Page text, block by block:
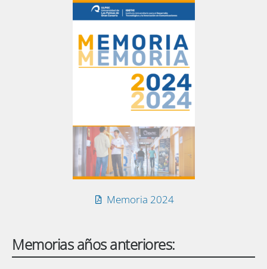
Memoria 2024
Memorias años anteriores: